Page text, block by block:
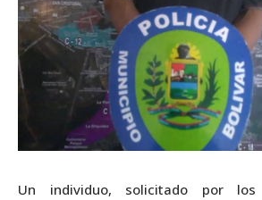
Un individuo, solicitado por